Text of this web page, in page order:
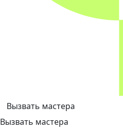
Вызвать мастера
Вызвать мастера